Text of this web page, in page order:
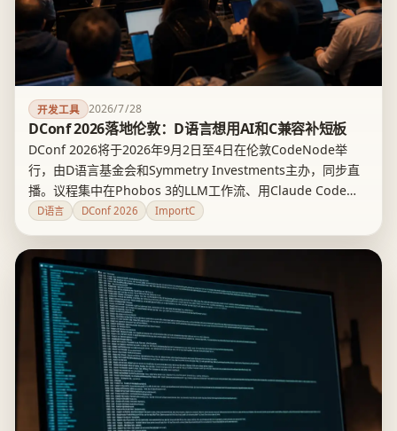
开发工具 2026/7/28
DConf 2026落地伦敦：D语言想用AI和C兼容补短板
DConf 2026将于2026年9月2日至4日在伦敦CodeNode举
行，由D语言基金会和Symmetry Investments主办，同步直
播。议程集中在Phobos 3的LLM工作流、用Claude Code等
智能体写D代码的实践，以及ImportC的最新改进。议程扩容
不能证明D语言的实际采用率已经上升。
D语言 DConf 2026 ImportC